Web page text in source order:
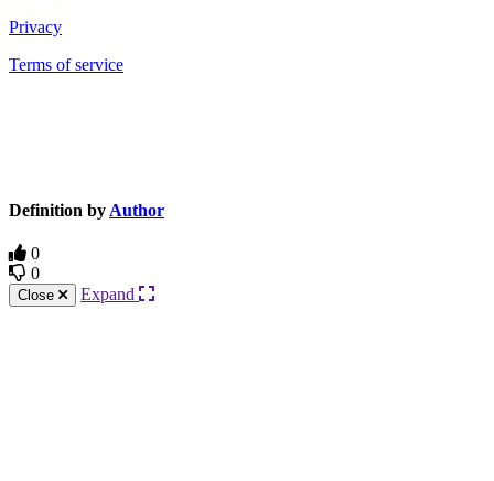
Privacy
Terms of service
Definition by Author
0
0
Close Expand